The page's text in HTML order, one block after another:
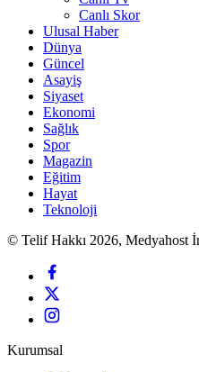
Canlı Skor
Ulusal Haber
Dünya
Güncel
Asayiş
Siyaset
Ekonomi
Sağlık
Spor
Magazin
Eğitim
Hayat
Teknoloji
© Telif Hakkı 2026, Medyahost
Kurumsal